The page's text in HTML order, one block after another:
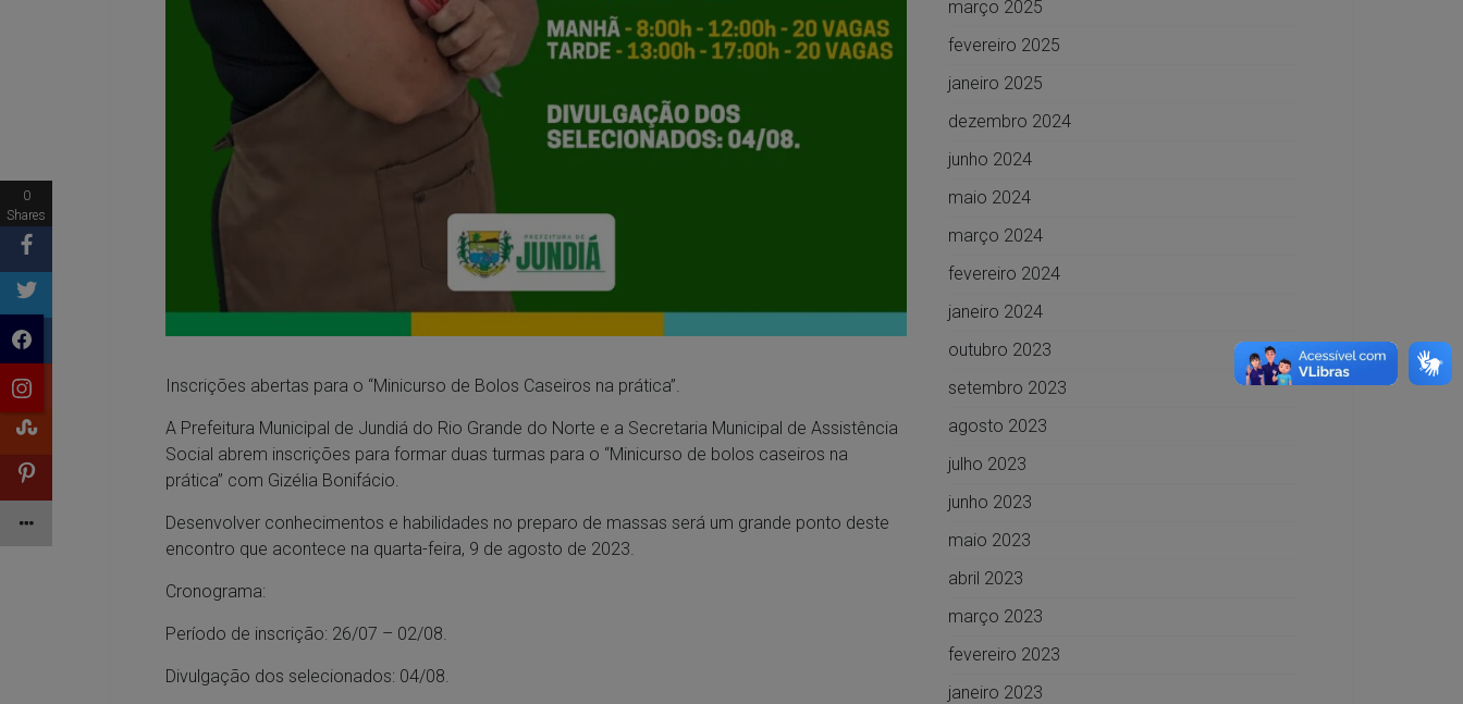
Inscrições abertas para o “Minicurso de Bolos Caseiros na prática”.
A Prefeitura Municipal de Jundiá do Rio Grande do Norte e a Secretaria Municipal de Assistência
Social abrem inscrições para formar duas turmas para o “Minicurso de bolos caseiros na
prática” com Gizélia Bonifácio.
Desenvolver conhecimentos e habilidades no preparo de massas será um grande ponto deste
encontro que acontece na quarta-feira, 9 de agosto de 2023.
Cronograma:
Período de inscrição: 26/07 – 02/08.
Divulgação dos selecionados: 04/08.
março 2025
fevereiro 2025
janeiro 2025
dezembro 2024
junho 2024
maio 2024
março 2024
fevereiro 2024
janeiro 2024
outubro 2023
setembro 2023
agosto 2023
julho 2023
junho 2023
maio 2023
abril 2023
março 2023
fevereiro 2023
janeiro 2023
0
Shares